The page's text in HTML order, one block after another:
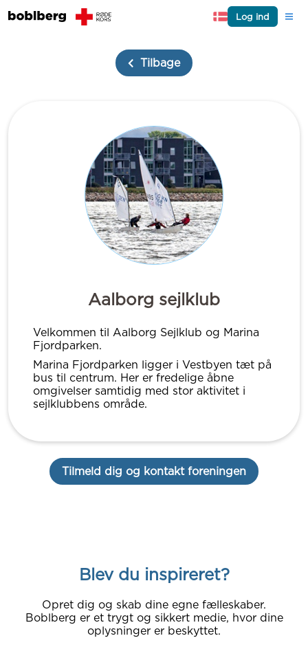
Log ind
Tilbage
Aalborg sejlklub
Velkommen til Aalborg Sejlklub og Marina
Fjordparken.
Marina Fjordparken ligger i Vestbyen tæt på
bus til centrum. Her er fredelige åbne
omgivelser samtidig med stor aktivitet i
sejlklubbens område.
Tilmeld dig og kontakt foreningen
Blev du inspireret?
Opret dig og skab dine egne fælleskaber.
Boblberg er et trygt og sikkert medie, hvor dine
oplysninger er beskyttet.